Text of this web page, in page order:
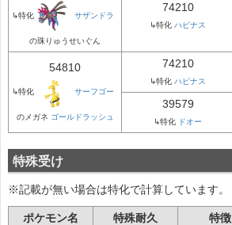
↳特化 サザンドラ
の珠りゅうせいぐん
74210
↳特化 ハピナス
54810
↳特化 サーフゴー
のメガネ ゴールドラッシュ
74210
↳特化 ハピナス
39579
↳特化 ドオー
特殊受け
※記載が無い場合は特化で計算しています。
ポケモン名 特殊耐久 特徴